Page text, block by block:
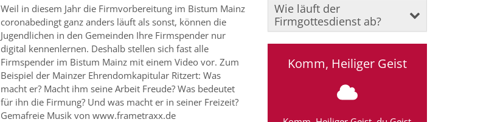
Weil in diesem Jahr die Firmvorbereitung im Bistum Mainz
coronabedingt ganz anders läuft als sonst, können die
Jugendlichen in den Gemeinden Ihre Firmspender nur
digital kennenlernen. Deshalb stellen sich fast alle
Firmspender im Bistum Mainz mit einem Video vor. Zum
Beispiel der Mainzer Ehrendomkapitular Ritzert: Was
macht er? Macht ihm seine Arbeit Freude? Was bedeutet
für ihn die Firmung? Und was macht er in seiner Freizeit?
Gemafreie Musik von www.frametraxx.de
Wie läuft der
Firmgottesdienst ab?
Komm, Heiliger Geist